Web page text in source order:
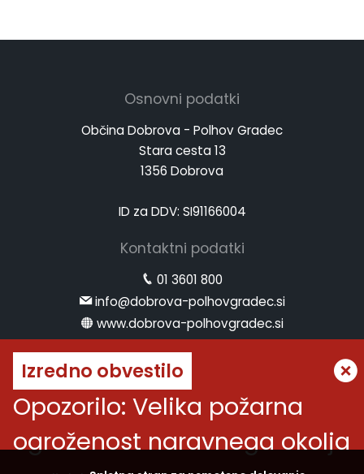
Izredno obvestilo
Opozorilo: Velika požarna
ogroženost naravnega okolja
Osnovni podatki
Občina Dobrova - Polhov Gradec
Stara cesta 13
1356 Dobrova
ID za DDV: SI91166004
Kontaktni podatki
01 3601 800
info@dobrova-polhovgradec.si
www.dobrova-polhovgradec.si
Uradne ure
ponedeljek:od 8.00 do 12.00
sreda: od 8.00 do 12.00 in od 14.00 do 16.00
petek:od 8.00 do 12.00
Vremenska napoved